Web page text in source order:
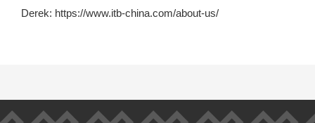
Derek: https://www.itb-china.com/about-us/